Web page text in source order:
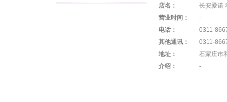
店名：
长安爱诺
营业时间：
-
电话：
0311-
其他通讯：
0311-
地址：
石家庄市
介绍：
-